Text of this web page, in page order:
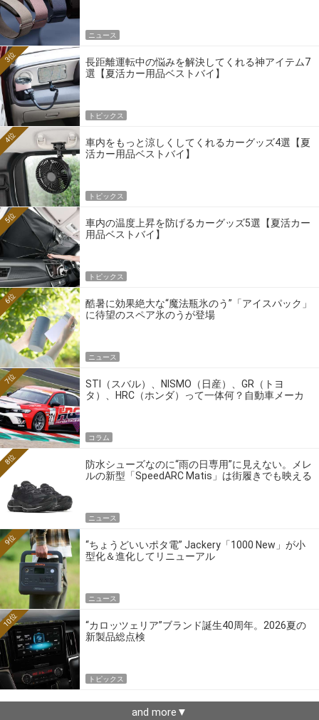
ニュース
長距離運転中の悩みを解決してくれる神アイテム7
選【夏活カー用品ベストバイ】
3位
トピックス
車内をもっと涼しくしてくれるカーグッズ4選【夏
活カー用品ベストバイ】
4位
トピックス
車内の温度上昇を防げるカーグッズ5選【夏活カー
用品ベストバイ】
5位
トピックス
酷暑に効果絶大な“魔法瓶氷のう”「アイスパック」
に待望のスペア氷のうが登場
6位
ニュース
STI（スバル）、NISMO（日産）、GR（トヨ
タ）、HRC（ホンダ）って一体何？自動車メーカ
7位
コラム
防水シューズなのに“雨の日専用”に見えない。メレ
ルの新型「SpeedARC Matis」は街履きでも映える
8位
ニュース
“ちょうどいいポタ電” Jackery「1000 New」が小
型化＆進化してリニューアル
9位
ニュース
“カロッツェリア”ブランド誕生40周年。2026夏の
新製品総点検
10位
トピックス
and more▼